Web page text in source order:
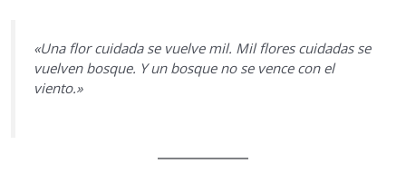
«Una flor cuidada se vuelve mil. Mil flores cuidadas se
vuelven bosque. Y un bosque no se vence con el
viento.»